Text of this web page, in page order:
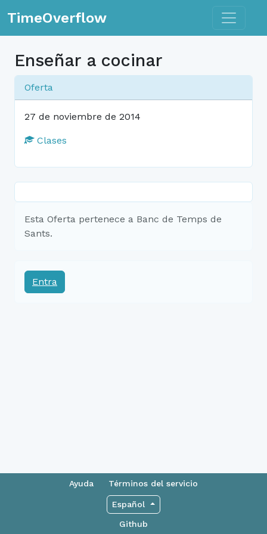
TimeOverflow Toggle
Enseñar a cocinar
Oferta
27 de noviembre de 2014
Clases
Esta Oferta pertenece a Banc de Temps de
Sants.
Entra
Ayuda Términos del servicio
Español
Github